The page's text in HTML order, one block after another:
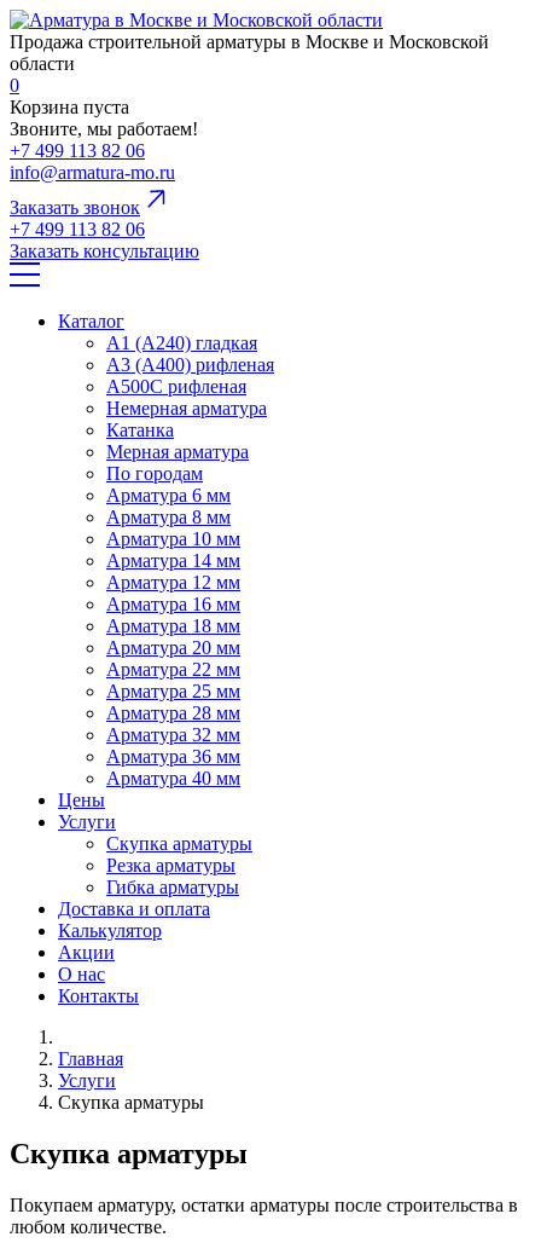
Продажа строительной арматуры в Москве и Московской
области
0
Корзина пуста
Звоните, мы работаем!
+7 499 113 82 06
info@armatura-mo.ru
Заказать звонок
+7 499 113 82 06
Заказать консультацию
Каталог
А1 (А240) гладкая
А3 (А400) рифленая
А500С рифленая
Немерная арматура
Катанка
Мерная арматура
По городам
Арматура 6 мм
Арматура 8 мм
Арматура 10 мм
Арматура 14 мм
Арматура 12 мм
Арматура 16 мм
Арматура 18 мм
Арматура 20 мм
Арматура 22 мм
Арматура 25 мм
Арматура 28 мм
Арматура 32 мм
Арматура 36 мм
Арматура 40 мм
Цены
Услуги
Скупка арматуры
Резка арматуры
Гибка арматуры
Доставка и оплата
Калькулятор
Акции
О нас
Контакты
Главная
Услуги
Скупка арматуры
Скупка арматуры
Покупаем арматуру, остатки арматуры после строительства в
любом количестве.